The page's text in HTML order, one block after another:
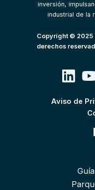
inversión,
industrial de la
Copyright © 2025
derechos
Aviso de